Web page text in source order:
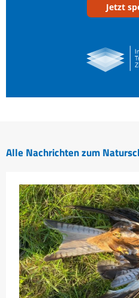
Jetzt
Alle Nachrichten zum